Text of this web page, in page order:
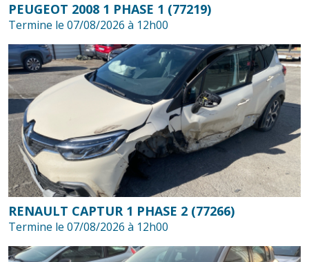
PEUGEOT 2008 1 PHASE 1 (77219)
Termine le 07/08/2026 à 12h00
RENAULT CAPTUR 1 PHASE 2 (77266)
Termine le 07/08/2026 à 12h00